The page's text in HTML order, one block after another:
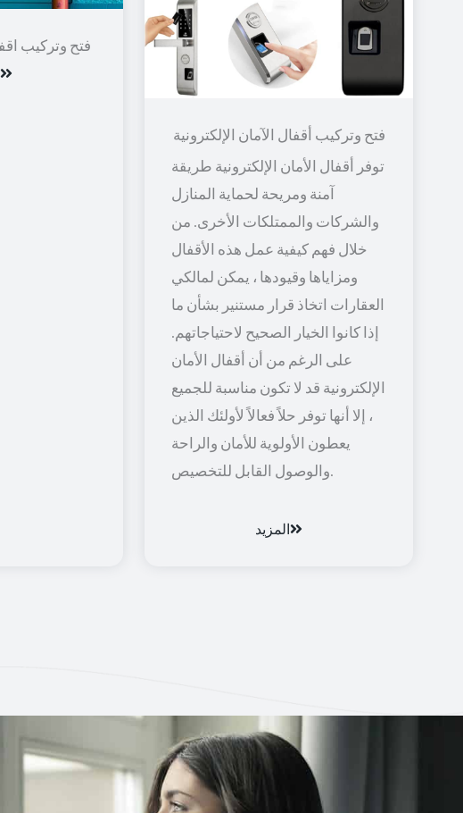
فتح وتركيب
توفر أقفال الأمان الإلكترونية طريقة
آمنة ومريحة لحماية المنازل
والشركات والممتلكات الأخرى. من
خلال فهم كيفية عمل هذه الأقفال
ومزاياها وقيودها ، يمكن لمالكي
العقارات اتخاذ قرار مستنير بشأن ما
إذا كانوا الخيار الصحيح لاحتياجاتهم.
على الرغم من أن أقفال الأمان
الإلكترونية قد لا تكون مناسبة للجميع
، إلا أنها توفر حلاً فعالاً لأولئك الذين
يعطون الأولوية للأمان والراحة
والوصول القابل للتخصيص.
المزيد